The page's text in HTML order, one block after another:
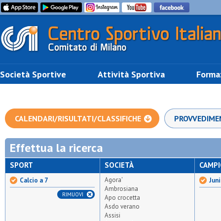
Società Sportive Attività Sportiva
CALENDARI/RISULTATI/CLASSIFICHE
Effettua la ricerca
SPORT
Calcio a 7
RIMUOVI
SOCIETÀ
Agora'
Ambrosiana
Apo crocetta
Asdo verano
Assisi